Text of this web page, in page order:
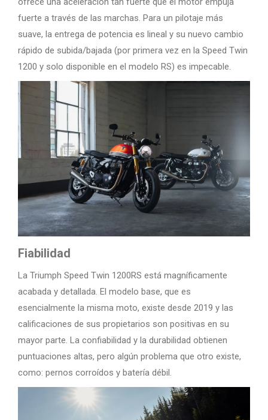
fuerte a través de las marchas. Para un pilotaje más
suave, la entrega de potencia es lineal y su nuevo cambio
rápido de subida/bajada (por primera vez en la Speed Twin
1200 y solo disponible en el modelo RS) es impecable.
Fiabilidad
La Triumph Speed Twin 1200RS está magníficamente
acabada y detallada. El modelo base, que es
esencialmente la misma moto, existe desde 2019 y las
calificaciones de sus propietarios son positivas en su
mayor parte. La confiabilidad y la durabilidad obtienen
puntuaciones altas, pero algún problema que otro existe,
como: pernos corroídos y batería débil.